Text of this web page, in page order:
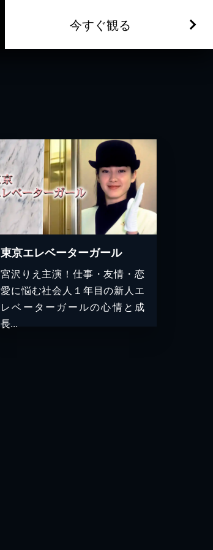
今すぐ観る
東京エレベーターガール
宮沢りえ主演！仕事・友情・恋
愛に悩む社会人１年目の新人エ
レベーターガールの心情と成
長...